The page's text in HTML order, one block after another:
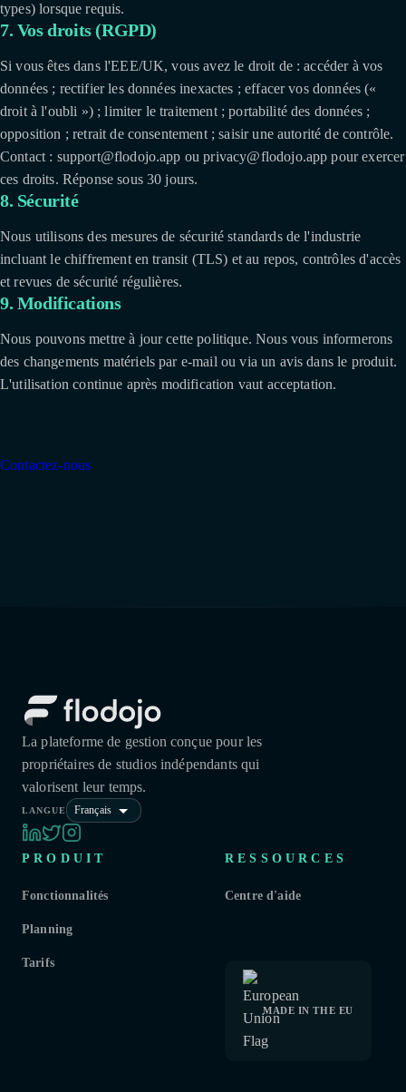
types) lorsque requis.
7. Vos droits (RGPD)
Si vous êtes dans l'EEE/UK, vous avez le droit de : accéder à vos
données ; rectifier les données inexactes ; effacer vos données («
droit à l'oubli ») ; limiter le traitement ; portabilité des données ;
opposition ; retrait de consentement ; saisir une autorité de contrôle.
Contact : support@flodojo.app ou privacy@flodojo.app pour exercer
ces droits. Réponse sous 30 jours.
8. Sécurité
Nous utilisons des mesures de sécurité standards de l'industrie
incluant le chiffrement en transit (TLS) et au repos, contrôles d'accès
et revues de sécurité régulières.
9. Modifications
Nous pouvons mettre à jour cette politique. Nous vous informerons
des changements matériels par e-mail ou via un avis dans le produit.
L'utilisation continue après modification vaut acceptation.
Contactez-nous
La plateforme de gestion conçue pour les
propriétaires de studios indépendants qui
valorisent leur temps.
LANGUE Français
PRODUIT
Fonctionnalités
Planning
Tarifs
RESSOURCES
Centre d'aide
MADE IN THE EU